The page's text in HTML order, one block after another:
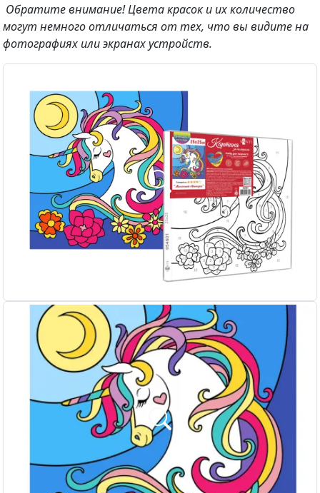
Обратите внимание! Цвета красок и их количество
могут немного отличаться от тех, что вы видите на
фотографиях или экранах устройств.